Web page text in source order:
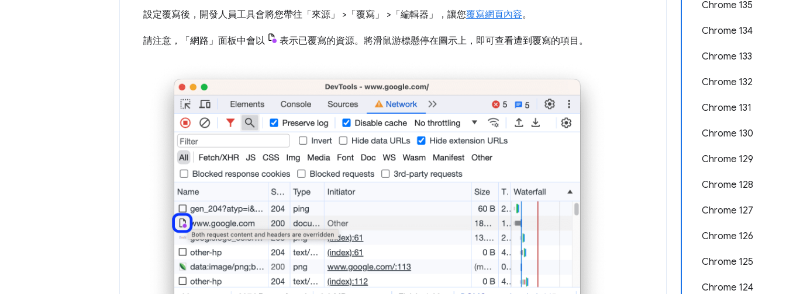
Chrome 135
Chrome 134
Chrome 133
Chrome 132
Chrome 131
Chrome 130
Chrome 129
Chrome 128
Chrome 127
Chrome 126
Chrome 125
Chrome 124
設定覆寫後，開發人員工具會將您帶往「來源」 >「覆寫」 >「編輯器」 ，讓您覆寫網頁內容。
請注意，「網路」 面板中會以 表示已覆寫的資源。將滑鼠游標懸停在圖示上，即可查看遭到覆寫的項目。